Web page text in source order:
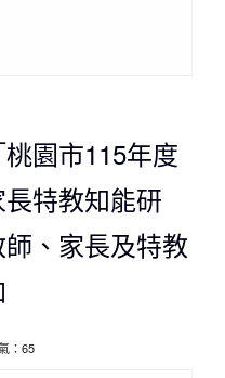
園市115年度
特教知能研
、家長及特教
：65